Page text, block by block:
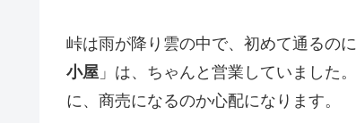
峠は雨が降り雲の中で、初めて通るの
小屋 」は、ちゃんと営業していました
に、商売になるのか心配になります。